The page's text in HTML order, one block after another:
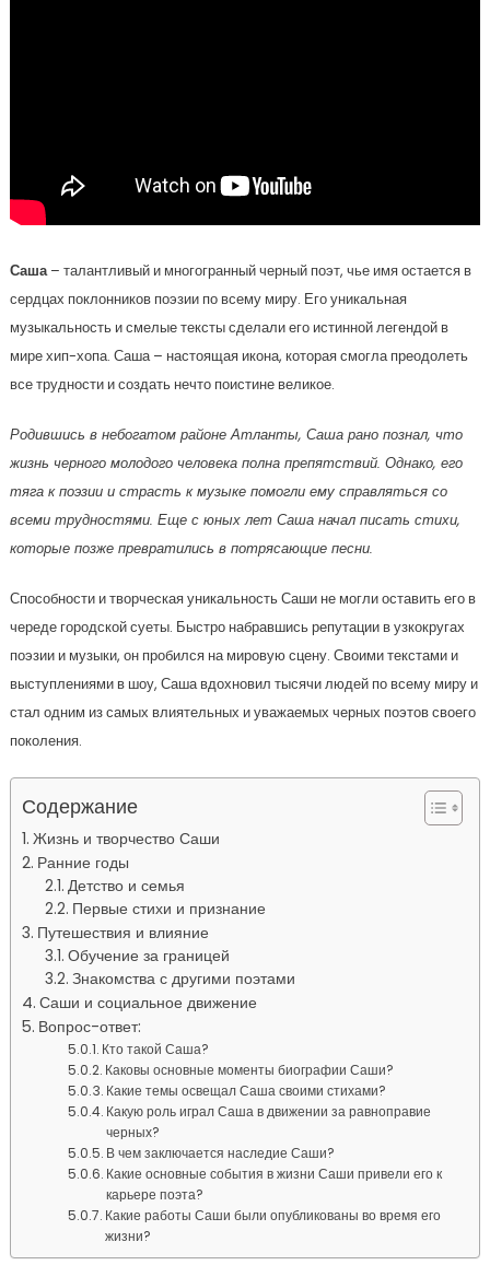
Саша– талантливый и многогранный черный поэт, чье имя остается в
сердцах поклонников поэзии по всему миру. Его уникальная
музыкальность и смелые тексты сделали его истинной легендой в
мире хип-хопа. Саша – настоящая икона, которая смогла преодолеть
все трудности и создать нечто поистине великое.
Родившись в небогатом районе Атланты, Саша рано познал, что
жизнь черного молодого человека полна препятствий. Однако, его
тяга к поэзии и страсть к музыке помогли ему справляться со
всеми трудностями. Еще с юных лет Саша начал писать стихи,
которые позже превратились в потрясающие песни.
Способности и творческая уникальность Саши не могли оставить его в
череде городской суеты. Быстро набравшись репутации в узкокругах
поэзии и музыки, он пробился на мировую сцену. Своими текстами и
выступлениями в шоу, Саша вдохновил тысячи людей по всему миру и
стал одним из самых влиятельных и уважаемых черных поэтов своего
поколения.
Содержание
Жизнь и творчество Саши
Ранние годы
Детство и семья
Первые стихи и признание
Путешествия и влияние
Обучение за границей
Знакомства с другими поэтами
Саши и социальное движение
Вопрос-ответ:
Кто такой Саша?
Каковы основные моменты биографии Саши?
Какие темы освещал Саша своими стихами?
Какую роль играл Саша в движении за равноправие
черных?
В чем заключается наследие Саши?
Какие основные события в жизни Саши привели его к
карьере поэта?
Какие работы Саши были опубликованы во время его
жизни?